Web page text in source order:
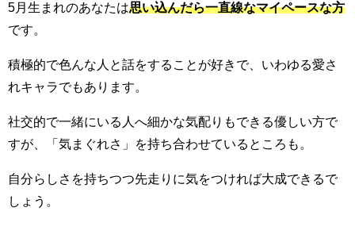
5月生まれのあなたは思い込んだら一直線なマイペースな方
です。
積極的で色んな人と話をすることが好きで、いわゆる愛さ
れキャラでもあります。
社交的で一緒にいる人へ細かな気配りもできる優しい方で
すが、「気まぐれさ」を持ち合わせているところも。
自分らしさを持ちつつ先走りに気をつければ大成できるで
しょう。